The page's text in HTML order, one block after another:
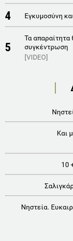
4 Εγκυμοσύνη
5
Τα απαραίτητα
συγκέντρωση
[VIDEO]
Και
10
Νηστεία.